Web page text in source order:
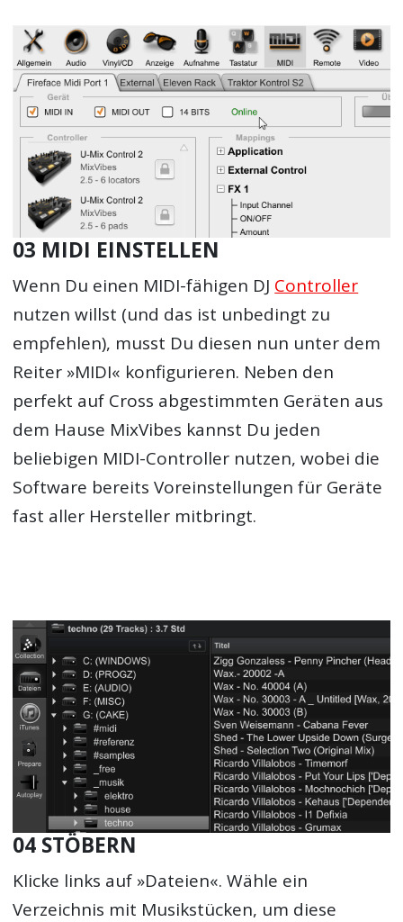
03 MIDI EINSTELLEN
Wenn Du einen MIDI-fähigen DJ Controller
nutzen willst (und das ist unbedingt zu
empfehlen), musst Du diesen nun unter dem
Reiter »MIDI« konfigurieren. Neben den
perfekt auf Cross abgestimmten Geräten aus
dem Hause MixVibes kannst Du jeden
beliebigen MIDI-Controller nutzen, wobei die
Software bereits Voreinstellungen für Geräte
fast aller Hersteller mitbringt.
04 STÖBERN
Klicke links auf »Dateien«. Wähle ein
Verzeichnis mit Musikstücken, um diese